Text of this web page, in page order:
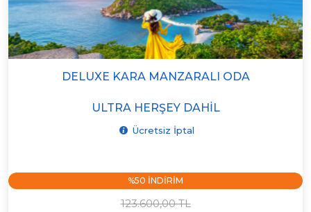
DELUXE KARA MANZARALI ODA
ULTRA HERŞEY DAHIL
Ücretsiz İptal
%50 INDIRIM
123.600,00 TL